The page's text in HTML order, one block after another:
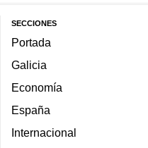
SECCIONES
Portada
Galicia
Economía
España
Internacional